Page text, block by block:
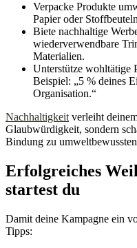
Verpacke Produkte
Papier oder
Biete nachhaltige
wiederverwendbare
Materialien.
Unterstütze wohltätige
Beispiel: „5 % deines
Organisation.“
Nachhaltigkeit verleiht
Glaubwürdigkeit, sondern
Bindung zu
Erfolgreiches
startest du
Damit deine Kampagne ein
Tipps: